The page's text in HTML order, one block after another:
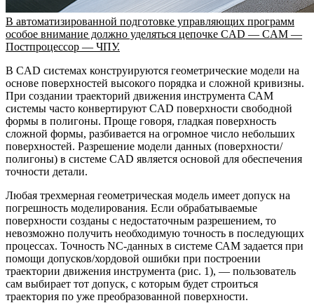
В автоматизированной подготовке управляющих программ
особое внимание должно уделяться цепочке CAD — CAM —
Постпроцессор — ЧПУ.
В CAD системах конструируются геометрические модели на
основе поверхностей высокого порядка и сложной кривизны.
При создании траекторий движения инструмента САМ
системы часто конвертируют CAD поверхности свободной
формы в полигоны. Проще говоря, гладкая поверхность
сложной формы, разбивается на огромное число небольших
поверхностей. Разрешение модели данных (поверхности/
полигоны) в системе CAD является основой для обеспечения
точности детали.
Любая трехмерная геометрическая модель имеет допуск на
погрешность моделирования. Если обрабатываемые
поверхности созданы с недостаточным разрешением, то
невозможно получить необходимую точность в последующих
процессах. Точность NC-данных в системе САМ задается при
помощи допусков/хордовой ошибки при построении
траектории движения инструмента (рис. 1), — пользователь
сам выбирает тот допуск, с которым будет строиться
траектория по уже преобразованной поверхности.